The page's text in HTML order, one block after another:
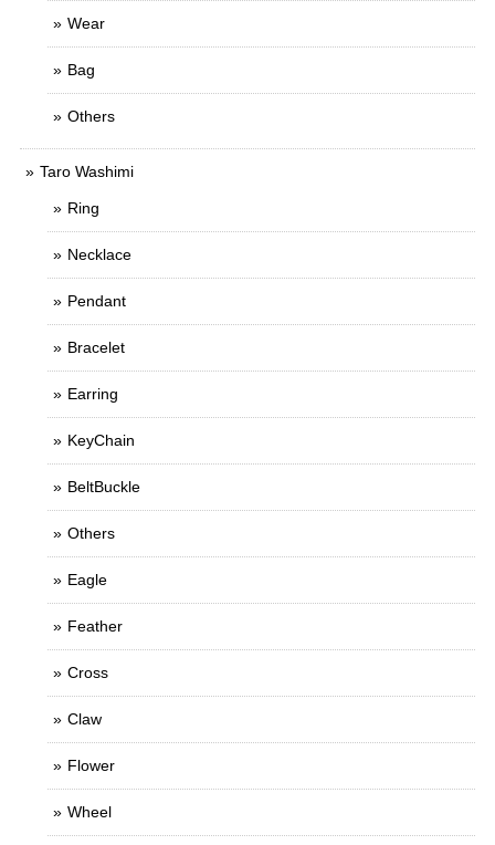
Wear
Bag
Others
Taro Washimi
Ring
Necklace
Pendant
Bracelet
Earring
KeyChain
BeltBuckle
Others
Eagle
Feather
Cross
Claw
Flower
Wheel